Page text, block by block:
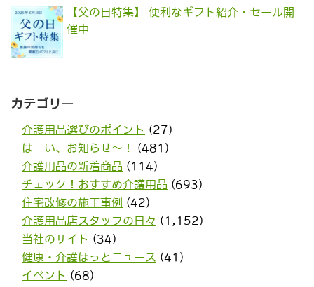
【父の日特集】 便利なギフト紹介・セール開
催中
カテゴリー
介護用品選びのポイント (27)
はーい、お知らせ〜！
(481)
介護用品の新着商品 (114)
チェック！おすすめ介護用品 (693)
住宅改修の施工事例
(42)
介護用品店スタッフの日々 (1,152)
当社のサイト (34)
健康・介護ほっとニュース (41)
イベント (68)